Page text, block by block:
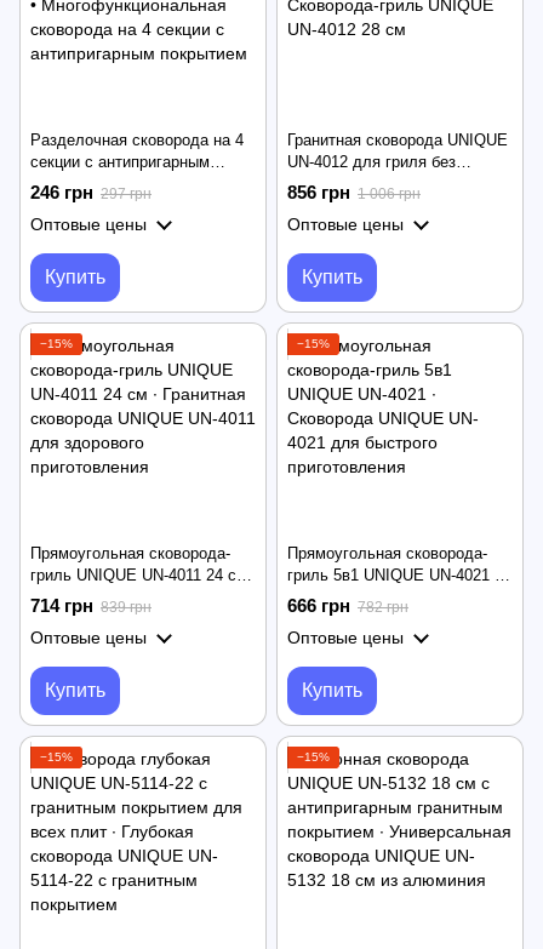
Разделочная сковорода на 4
секции с антипригарным
покрытием •
Многофункциональная
сковорода на 4 секции с
246 грн 297 грн
Оптовые цены
Купить
Гранитная сковорода UNIQUE
UN-4012 для гриля без
лишнего жира ∙ Сковорода-
гриль UNIQUE UN-4012 28 см
856 грн 1 006 грн
Оптовые цены
Купить
−15%
Прямоугольная сковорода-
гриль UNIQUE UN-4011 24 см
∙ Гранитная сковорода
UNIQUE UN-4011 для
здорового приготовления
714 грн 839 грн
Оптовые цены
Купить
−15%
Прямоугольная сковорода-
гриль 5в1 UNIQUE UN-4021 ∙
Сковорода UNIQUE UN-4021
для быстрого приготовления
666 грн 782 грн
Оптовые цены
Купить
−15% −15%